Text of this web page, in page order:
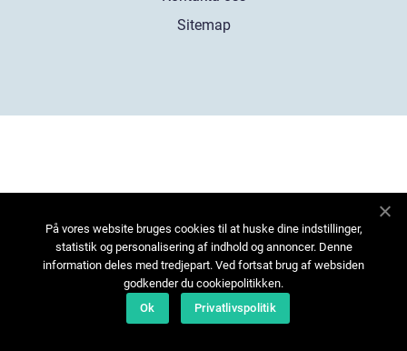
Sitemap
På vores website bruges cookies til at huske dine indstillinger,
statistik og personalisering af indhold og annoncer. Denne
information deles med tredjepart. Ved fortsat brug af websiden
godkender du cookiepolitikken.
Ok
Privatlivspolitik